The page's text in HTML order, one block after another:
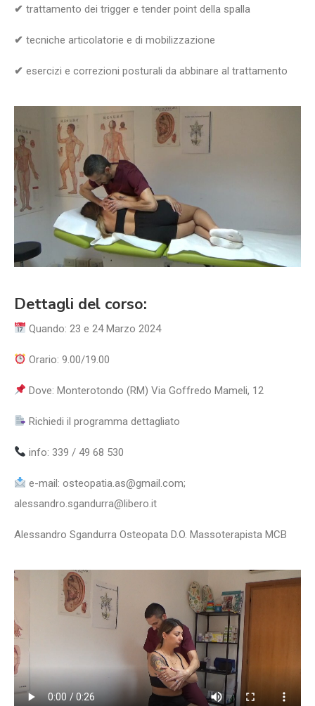
✔ trattamento dei trigger e tender point della spalla
✔ tecniche articolatorie e di mobilizzazione
✔ esercizi e correzioni posturali da abbinare al trattamento
Dettagli del corso:
Quando: 23 e 24 Marzo 2024
Orario: 9.00/19.00
Dove: Monterotondo (RM) Via Goffredo Mameli, 12
Richiedi il programma dettagliato
info: 339 / 49 68 530
e-mail: osteopatia.as@gmail.com;
alessandro.sgandurra@libero.it
Alessandro Sgandurra Osteopata D.O. Massoterapista MCB